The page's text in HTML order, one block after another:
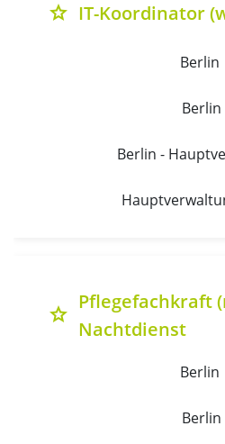
grade IT-Koordinator
Berlin
Berlin
Berlin -
grade
Pflegefachkraft
Nachtdienst
Berlin
Berlin